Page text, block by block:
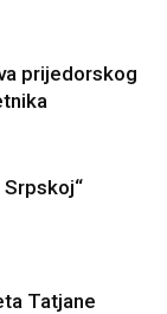
prijedorskog
Srpskoj“
Tatjane